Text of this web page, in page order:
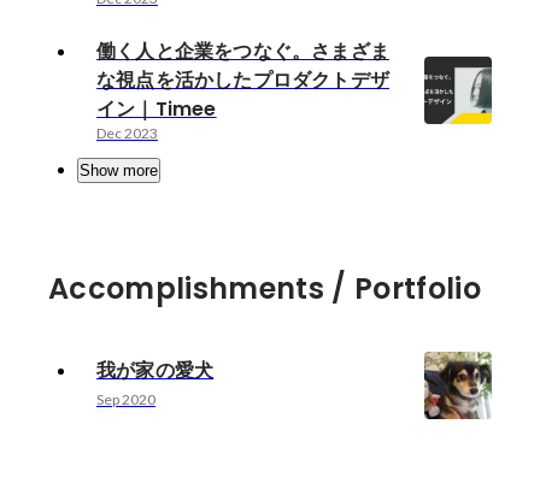
働く人と企業をつなぐ。さまざま
な視点を活かしたプロダクトデザ
イン｜Timee
Dec 2023
Show more
Accomplishments / Portfolio
我が家の愛犬
Sep 2020